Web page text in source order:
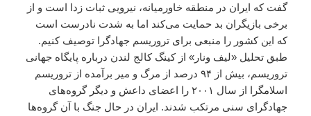
گفت که ایران در منطقه خاورمیانه،‌ نیرویی ثبات زدا است‌ و از
برخی بازیگران بد حمایت می‌کند اما به شدت نادرست است
که این کشور را منبعی برای تروریسم جهادگرا توصیف کنیم.
طبق تحلیل «لیف ونار» از کینگ کالج لندن درباره پایگاه جهانی
تروریسم، بیش از ۹۴ درصد از مرگ و میر برآمده از تروریسم
اسلامگرا از سال ۲۰۰۱ را اعضای داعش و دیگر گروه‌های
جهادگرای سنی مرتکب شدند. ایران در حال جنگ با آن گروه‌ها